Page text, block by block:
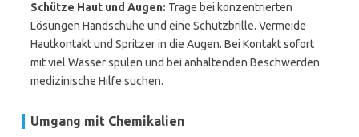
Schütze Haut und Augen: Trage bei konzentrierten
Lösungen Handschuhe und eine Schutzbrille. Vermeide
Hautkontakt und Spritzer in die Augen. Bei Kontakt sofort
mit viel Wasser spülen und bei anhaltenden Beschwerden
medizinische Hilfe suchen.
Umgang mit Chemikalien